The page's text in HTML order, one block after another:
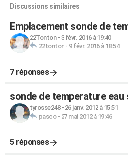
Discussions similaires
Emplacement sonde de
22Tonton- 3 févr. 2016 à 19:40
22tonton- 9 févr. 2016 à 18:54
7 réponses
sonde de temperature eau
tyrosse248- 26 janv. 2012 à 15:51
pasco- 27 mai 2012 à 19:46
5 réponses